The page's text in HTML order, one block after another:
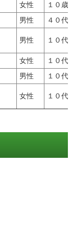
女性
１０歳
男性
４０代
男性 １０代
女性
１０代
男性
１０代
女性 １０代